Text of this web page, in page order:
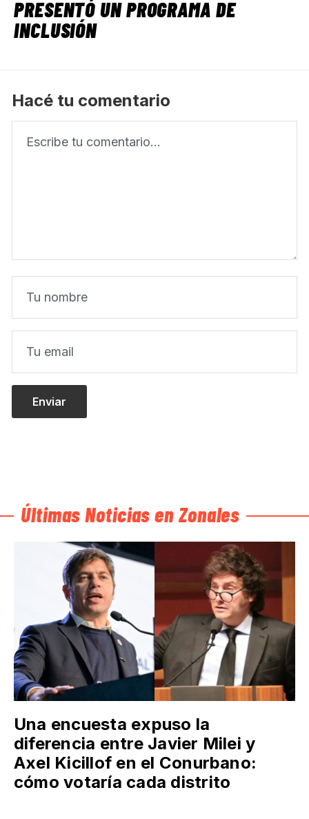
PRESENTÓ UN PROGRAMA DE
INCLUSIÓN
Hacé tu comentario
Últimas Noticias en Zonales
Una encuesta expuso la
diferencia entre Javier Milei y
Axel Kicillof en el Conurbano:
cómo votaría cada distrito